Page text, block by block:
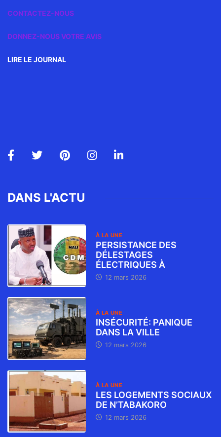
CONTACTEZ-NOUS
DONNEZ-NOUS VOTRE AVIS
LIRE LE JOURNAL
DANS L'ACTU
À LA UNE
PERSISTANCE DES
DÉLESTAGES
ÉLECTRIQUES À
12 mars 2026
À LA UNE
INSÉCURITÉ: PANIQUE
DANS LA VILLE
12 mars 2026
À LA UNE
LES LOGEMENTS SOCIAUX
DE N’TABAKORO
12 mars 2026